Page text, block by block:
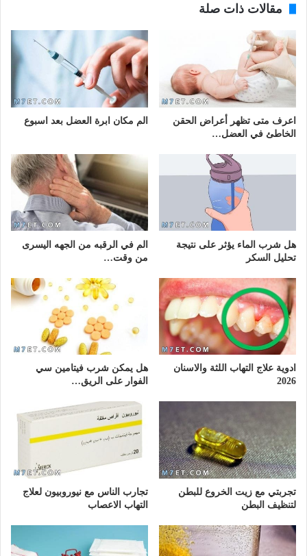
مقالات ذات صلة
اعرف متى تظهر أعراض الحقن
الخاطئ في العضل…
الم مكان ابرة العضل بعد اسبوع
هل شرب الماء يؤثر على نتيجة
تحليل السكر
الم في الرقبه من الجهه اليسرى
من وقت…
ادوية علاج التهاب اللثة والاسنان
2026
هل يمكن شرب فيتامين سي
الفوار على الريق…
تجربتي مع زيت الخروع للبطن
لتنظيف البطن
تجارب الناس مع نيوروبيون لعلاج
التهاب الاعصاب